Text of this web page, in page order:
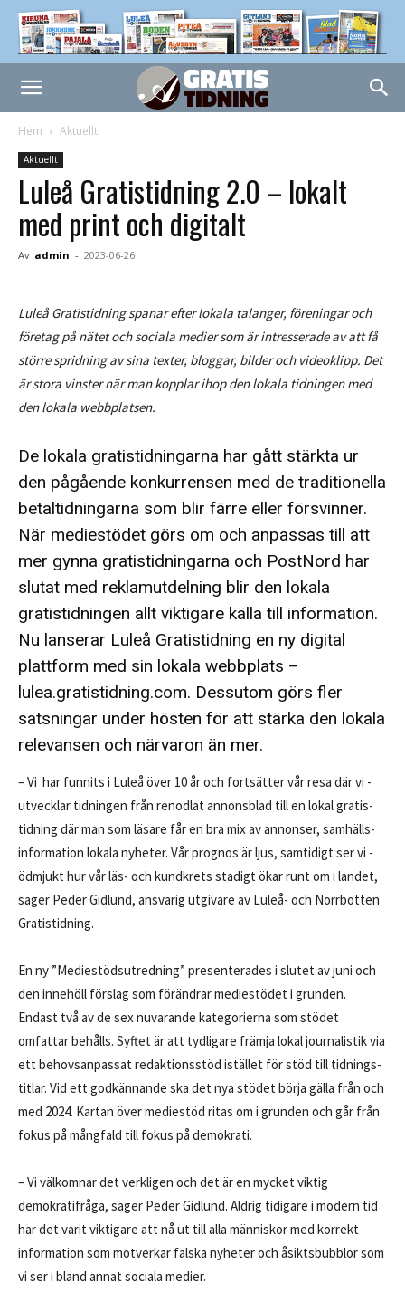
Hem Aktuellt
Aktuellt
Luleå Gratistidning 2.0 – lokalt
med print och digitalt
Av admin - 2023-06-26
Luleå Gratistidning spanar efter lokala talanger, föreningar och
företag på nätet och sociala medier som är intresserade av att få
större spridning av sina texter, bloggar, bilder och videoklipp. Det
är stora vinster när man kopplar ihop den lokala tidningen med
den lokala webbplatsen.
De lokala gratistidningarna har gått stärkta ur
den pågående konkurrensen med de traditionella
betaltidningarna som blir färre eller försvinner.
När mediestödet görs om och anpassas till att
mer gynna gratistidningarna och PostNord har
slutat med reklamutdelning blir den lokala
gratistidningen allt viktigare källa till information.
Nu lanserar Luleå Gratistidning en ny digital
plattform med sin lokala webbplats –
lulea.gratistidning.com. Dessutom görs fler
satsningar under hösten för att stärka den lokala
relevansen och närvaron än mer.
– Vi har funnits i Luleå över 10 år och fortsätter vår resa där vi ­
utvecklar tidningen från ­renodlat annonsblad till en lokal gratis­
tidning där man som läsare får en bra mix av ­annonser, samhälls­
information lokala nyheter. Vår prognos är ljus, samtidigt ser vi ­
ödmjukt hur vår ­­läs- och kundkrets stadigt ökar runt om i landet,
säger Peder Gidlund, ansvarig utgivare av Luleå- och Norrbotten
Gratistidning.
En ny ”Mediestödsutredning” presenterades i slutet av juni och
den innehöll förslag som förändrar mediestödet i grunden.
Endast två av de sex nuvarande kategorierna som stödet
omfattar behålls. Syftet är att tydligare främja lokal journalistik via
ett behovsanpassat redaktionsstöd istället för stöd till tidnings­
titlar. Vid ett god­kännande ska det nya stödet börja gälla från och
med 2024. Kartan över mediestöd ritas om i grunden och går från
fokus på mångfald till fokus på demokrati.
– Vi välkomnar det verkligen och det är en mycket viktig
demokrati­fråga, säger Peder Gidlund. Aldrig tidigare i modern tid
har det varit ­viktigare att nå ut till alla människor med korrekt
information som motverkar falska nyheter och åsiktsbubblor som
vi ser i bland annat ­sociala medier.